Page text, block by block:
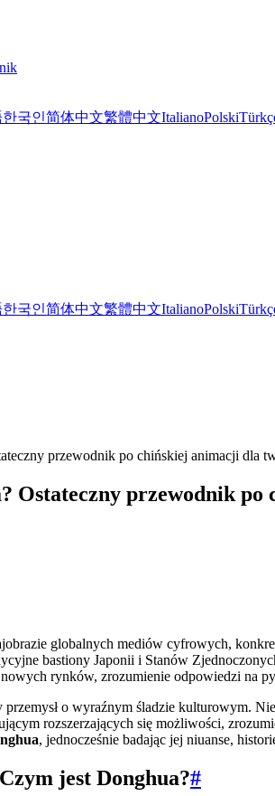
한국인简体中文繁體中文ItalianoPolski
한국인简体中文繁體中文ItalianoPolski
przewodnik po chińskiej animacji dla
Ostateczny przewodnik
globalnych mediów cyfrowych,
bastiony Japonii i Stanów
rynków, zrozumienie odpowiedzi na
o wyraźnym śladzie kulturowym.
rozszerzających się możliwości,
, jednocześnie badając jej niuanse,
jest Donghua?#